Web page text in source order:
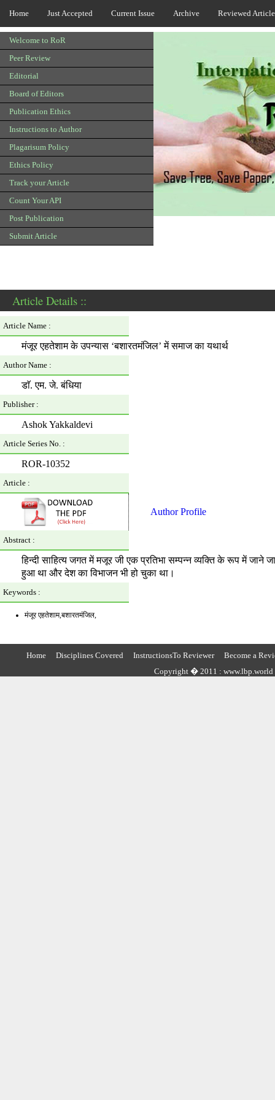
Home Just Accepted Current Issue Archive Reviewed
Welcome to RoR
Peer Review
Editorial
Board of Editors
Publication Ethics
Instructions to Author
Plagarisum Policy
Ethics Policy
Track your Article
Count Your API
Post Publication
Submit Article
Article Details ::
Article Name :
मंजूर एहतेशाम के उपन्यास ‘बशारतमंजिल’ में समाज का यथार्थ
Author Name :
डाॅ. एम. जे. बंधिया
Publisher :
Ashok Yakkaldevi
Article Series No. :
ROR-10352
Article :
Author Profile
Abstract :
हिन्दी साहित्य जगत में मजूर जी एक प्रतिभा सम्पन्न व्यक्ति के रूप में जाने
हुआ था और देश का विभाजन भी हो चुका था।
Keywords :
मंजूर एहतेशाम,बशारतमंजिल,
Home Disciplines Covered InstructionsTo Reviewer
Become a
Copyright � 2011 : www.lbp.world